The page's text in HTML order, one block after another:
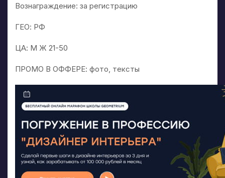
Вознаграждение: за регистрацию
ГЕО: РФ
ЦА: М Ж 21-50
ПРОМО В ОФФЕРЕ: фото, тексты